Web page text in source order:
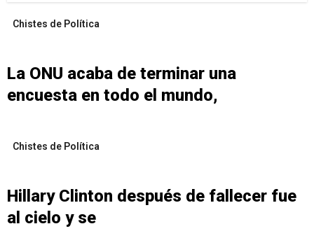
Chistes de Política
La ONU acaba de terminar una
encuesta en todo el mundo,
Chistes de Política
Hillary Clinton después de fallecer fue
al cielo y se